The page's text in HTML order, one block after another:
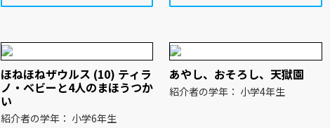
ほねほねザウルス (10) ティラ
ノ・ベビーと4人のまほうつか
い
紹介者の学年： 小学6年生
あやし、おそろし、天獄園
紹介者の学年： 小学4年生